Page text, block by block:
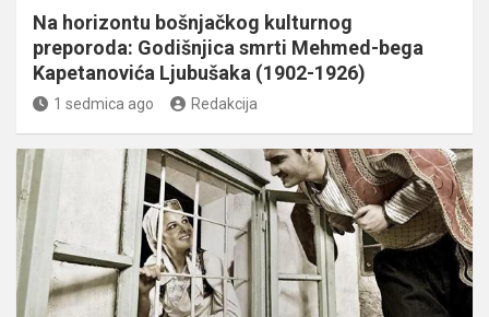
Na horizontu bošnjačkog kulturnog
preporoda: Godišnjica smrti Mehmed-bega
Kapetanovića Ljubušaka (1902-1926)
1 sedmica ago Redakcija